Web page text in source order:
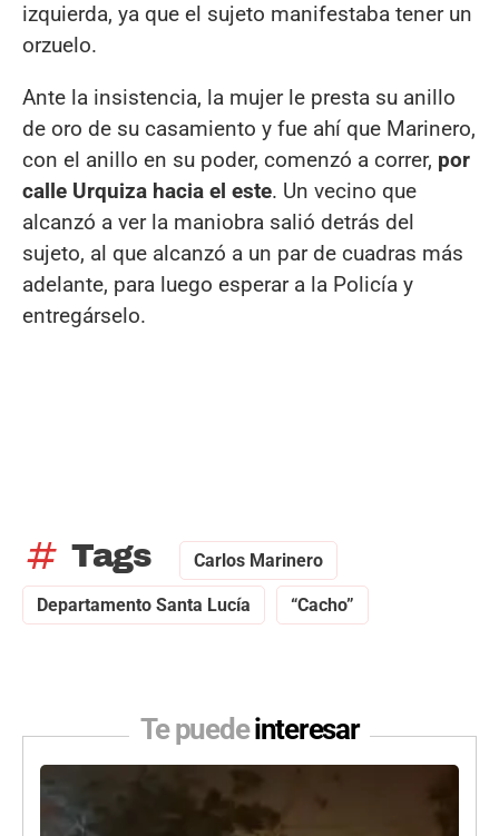
izquierda, ya que el sujeto manifestaba tener un
orzuelo.
Ante la insistencia, la mujer le presta su anillo
de oro de su casamiento y fue ahí que Marinero,
con el anillo en su poder, comenzó a correr, por
calle Urquiza hacia el este. Un vecino que
alcanzó a ver la maniobra salió detrás del
sujeto, al que alcanzó a un par de cuadras más
adelante, para luego esperar a la Policía y
entregárselo.
tag Tags Carlos Marinero
Departamento Santa Lucía “Cacho”
Te puedeinteresar